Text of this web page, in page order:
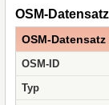
OSM-Datensatz
OSM-Datensatz
OSM-ID
Typ